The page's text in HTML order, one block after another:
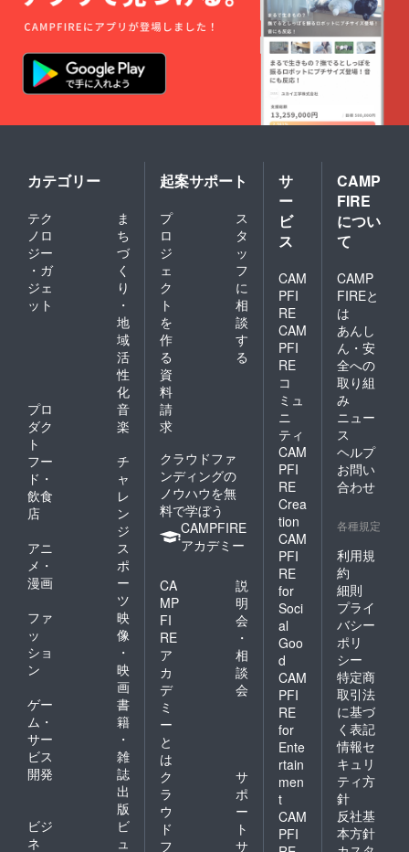
カテゴリー
テク
ノロ
ジー
・ガ
ジェ
ット
ま
ち
づ
く
り
・
地
域
活
性
化
プロ
ダク
ト
音
楽
フー
ド・
飲食
店
チ
ャ
レ
ン
ジ
アニ
メ・
漫画
ス
ポ
ー
ツ
ファ
ッ
ショ
ン
映
像
・
映
画
ゲー
ム・
サー
ビス
開発
書
籍
・
雑
誌
出
版
ビジ
ネ
ビ
ュ
起案サポート
プ
ロ
ジ
ェ
ク
ト
を
作
る
ス
タ
ッ
フ
に
相
談
す
る
資
料
請
求
クラウドファ
ンディングの
ノウハウを無
料で学ぼう
CAMPFIRE
アカデミー
CA
MP
FI
RE
ア
カ
デ
ミ
ー
と
は
説
明
会
・
相
談
会
ク
ラ
ウ
ド
フ
サ
ポ
ー
ト
サ
サ
ー
ビ
ス
CAM
PFI
RE
CAM
PFI
RE
コ
ミュ
ニ
ティ
CAM
PFI
RE
Crea
tion
CAM
PFI
RE
for
Soci
al
Goo
d
CAM
PFI
RE
for
Ente
rtain
men
t
CAM
PFI
CAMP
FIRE
につい
て
CAMP
FIREと
は
あんし
ん・安
全への
取り組
み
ニュー
ス
ヘルプ
お問い
合わせ
各種規定
利用規
約
細則
プライ
バシー
ポリ
シー
特定商
取引法
に基づ
く表記
情報セ
キュリ
ティ方
針
反社基
本方針